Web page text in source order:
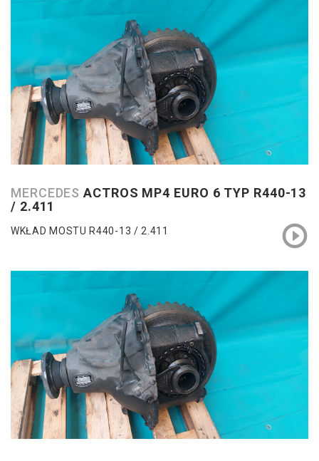
MERCEDESACTROS MP4 EURO 6 TYP R440-13
/ 2.411
WKŁAD MOSTU R440-13 / 2.411